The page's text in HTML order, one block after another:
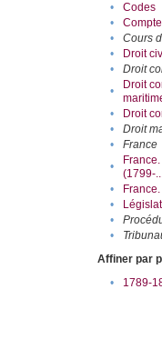
•
Codes
•
•
Cours
•
Droit
•
Droit
•
Droit
• Droit
•
Droit
•
France
•
(1799-
•
•
•
•
Affiner par
•
1789-